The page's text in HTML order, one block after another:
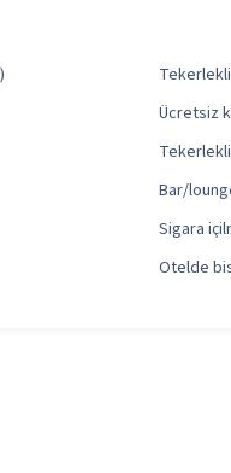
Tekerlekli
Ücretsiz
Tekerlekli
Bar/
Sigara
Otelde